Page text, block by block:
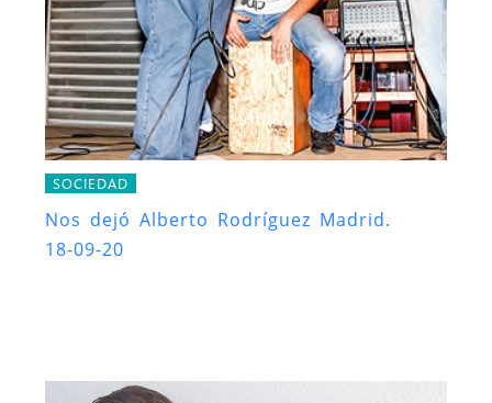
SOCIEDAD
Nos dejó Alberto Rodríguez Madrid.
18-09-20